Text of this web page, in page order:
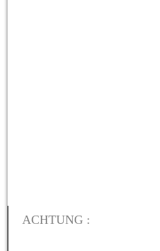
ACHTUNG :